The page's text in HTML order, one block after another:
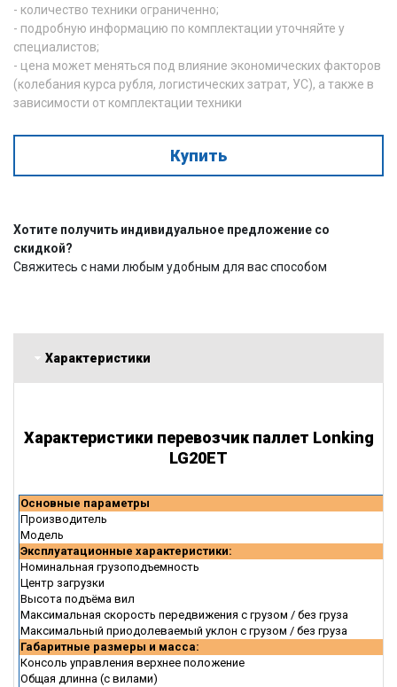
- количество техники ограниченно;
- подробную информацию по комплектации уточняйте у
специалистов;
- цена может меняться под влияние экономических факторов
(колебания курса рубля, логистических затрат, УС), а также в
зависимости от комплектации техники
Купить
Хотите получить индивидуальное предложение со
скидкой?
Свяжитесь с нами любым удобным для вас способом
Характеристики
Характеристики перевозчик паллет Lonking
LG20ET
Основные параметры
Производитель
Модель
Эксплуатационные характеристики:
Номинальная грузоподъемность
Центр загрузки
Высота подъёма вил
Максимальная скорость передвижения с грузом / без груза
Максимальный приодолеваемый уклон с грузом / без груза
Габаритные размеры и масса:
Консоль управления верхнее положение
Общая длинна (с вилами)